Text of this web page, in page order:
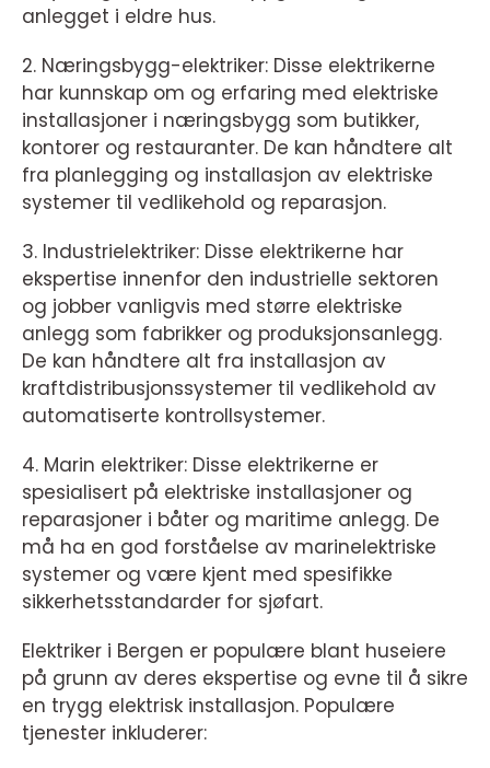
anlegget i eldre hus.
2. Næringsbygg-elektriker: Disse elektrikerne
har kunnskap om og erfaring med elektriske
installasjoner i næringsbygg som butikker,
kontorer og restauranter. De kan håndtere alt
fra planlegging og installasjon av elektriske
systemer til vedlikehold og reparasjon.
3. Industrielektriker: Disse elektrikerne har
ekspertise innenfor den industrielle sektoren
og jobber vanligvis med større elektriske
anlegg som fabrikker og produksjonsanlegg.
De kan håndtere alt fra installasjon av
kraftdistribusjonssystemer til vedlikehold av
automatiserte kontrollsystemer.
4. Marin elektriker: Disse elektrikerne er
spesialisert på elektriske installasjoner og
reparasjoner i båter og maritime anlegg. De
må ha en god forståelse av marinelektriske
systemer og være kjent med spesifikke
sikkerhetsstandarder for sjøfart.
Elektriker i Bergen er populære blant huseiere
på grunn av deres ekspertise og evne til å sikre
en trygg elektrisk installasjon. Populære
tjenester inkluderer: